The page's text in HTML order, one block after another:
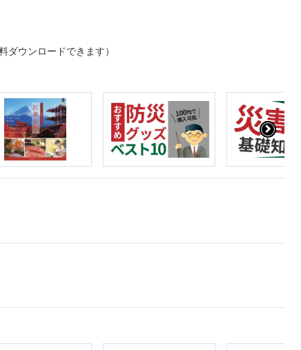
ダウンロードできます）